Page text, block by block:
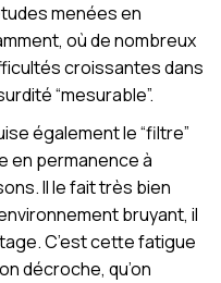
menées en
où de nombreux
croissantes dans
“mesurable”.
également le “filtre”
en permanence à
Il le fait très bien
bruyant, il
C’est cette fatigue
décroche, qu’on